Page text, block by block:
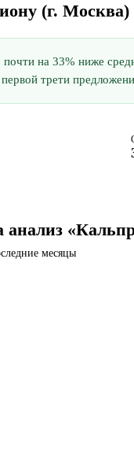
(г. Москва)
на 33% ниже
трети
месяцы